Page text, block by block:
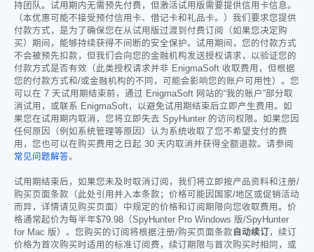
持团队。试用期内无需预先付费，但激活试用版需要提供信用卡信息。
（本优惠可能不接受预付信用卡、借记卡和礼品卡。）我们要求您提供
付款方式，是为了确保您在从试用版过渡到付费订阅（如果您决定购
买）期间，能够持续获得不间断的安全保护。试用期间，您的付款方式
不会被预先扣款，但我们会向您的金融机构发送授权请求，以验证您的
付款方式是否有效（此类授权请求并非 EnigmaSoft 收取费用，但根据
您的付款方式和/或金融机构的不同，可能会影响您的账户可用性）。您
可以在 7 天试用期结束前，通过 EnigmaSoft 网站的“我的账户”部分取
消试用，或联系 EnigmaSoft，以避免试用期结束后立即产生费用。如
果您在试用期内取消，您将立即失去 SpyHunter 的访问权限。如果您因
任何原因（例如系统管理等原因）认为系统收取了您不希望支付的费
用，您也可以在购买费用之日起 30 天内取消并获得全额退款。请参阅
常见问题解答。
试用期结束后，如果您未及时取消订阅，我们将立即按产品资料和注册/
购买页面条款（此处引用并入本条款；价格可能因国家/地区或促销活动
而异，详情请见购买页面）中规定的价格和订阅期限向您收取费用。价
格通常起价为每半年$79.98 （SpyHunter Pro Windows 版/SpyHunter
for Mac 版）。您购买的订阅将根据注册/购买页面条款 自动续订 ，续订
价格为首次购买时适用的标准订阅费，续订期限与首次购买时相同，或